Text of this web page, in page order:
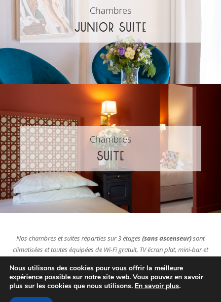
Chambres
JUNIOR SUITE
Chambres
SUITE
Nos chambres et suites réparties sur 3 étages (sans ascenseur)sont
climatisées et toutes équipées de Wi-Fi gratuit, TV écran plat, mini-bar et
Nous utilisons des cookies pour vous offrir la meilleure
expérience possible sur notre site web. Vous pouvez en savoir
plus sur les cookies que nous utilisons. En savoir plus.